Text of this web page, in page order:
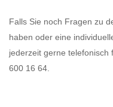
Falls Sie noch Fragen zu
haben oder eine
jederzeit gerne telefonisch
600 16 64.